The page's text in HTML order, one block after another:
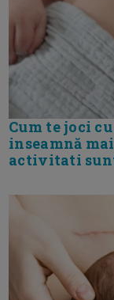
Cum te joci
inseamnă
activitati